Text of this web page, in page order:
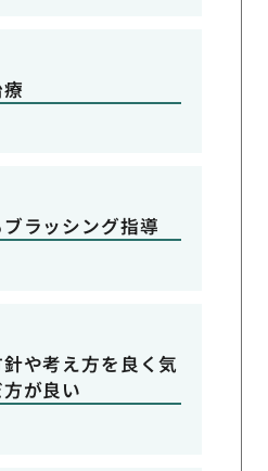
ラッシング指導
や考え方を良く気
が良い